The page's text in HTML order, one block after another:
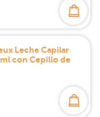
Leche Capilar
con Cepillo de